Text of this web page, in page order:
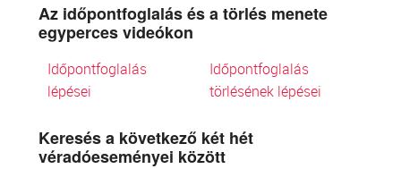
Az időpontfoglalás és a törlés menete
egyperces videókon
Időpontfoglalás
lépései
Időpontfoglalás
törlésének lépései
Keresés a következő két hét
véradóeseményei között